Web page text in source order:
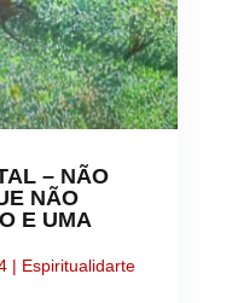
– NÃO
NÃO
E UMA
| Espiritualidarte